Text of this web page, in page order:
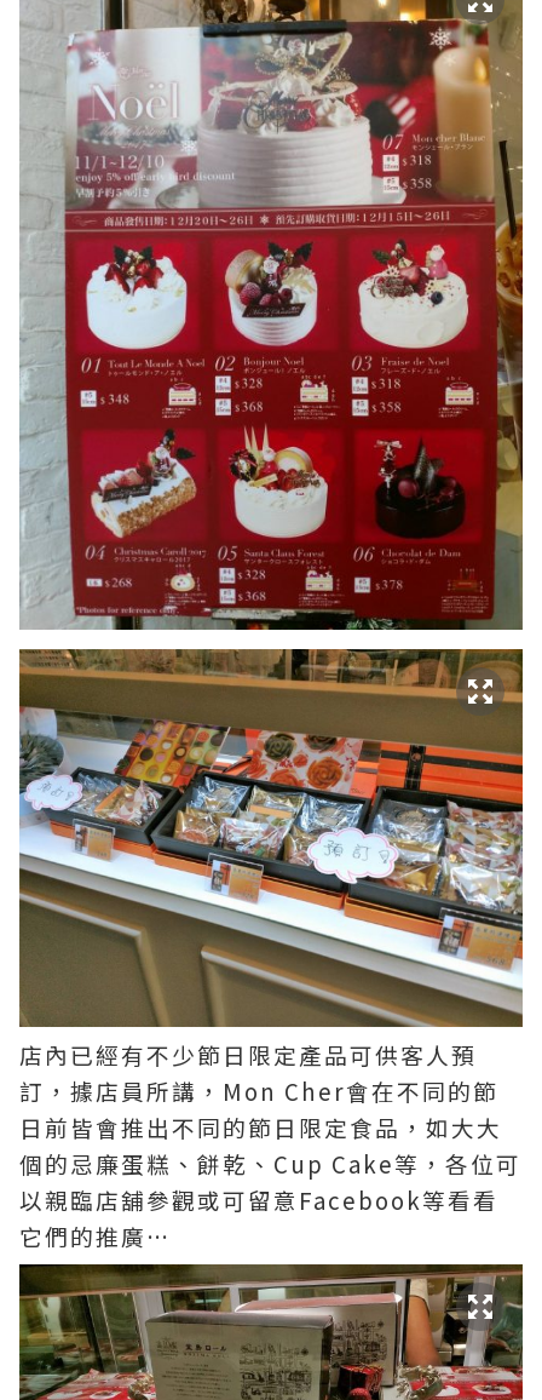
店內已經有不少節日限定產品可供客人預
訂，據店員所講，Mon Cher會在不同的節
日前皆會推出不同的節日限定食品，如大大
個的忌廉蛋糕、餅乾、Cup Cake等，各位可
以親臨店舖參觀或可留意Facebook等看看
它們的推廣…